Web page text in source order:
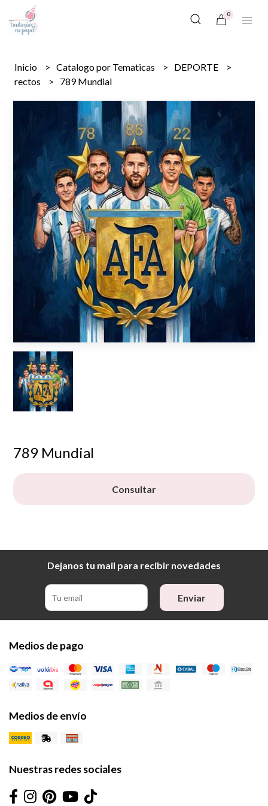
0
Inicio Catalogo por Tematicas
DEPORTE
rectos
789 Mundial
789 Mundial
Consultar
Dejanos tu mail para recibir novedades
Enviar
Medios de pago
Medios de envío
Nuestras redes sociales